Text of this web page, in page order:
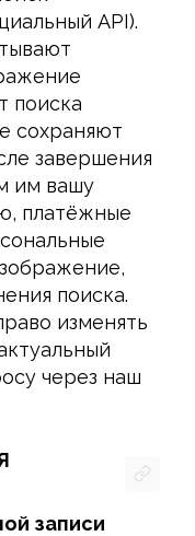
API).
поиска
сохраняют
завершения
им вашу
платёжные
поиска.
изменять
через наш
записи